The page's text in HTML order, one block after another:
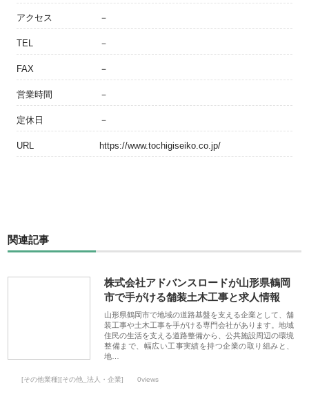
アクセス －
TEL －
FAX －
営業時間 －
定休日 －
URL https://www.tochigiseiko.co.jp/
関連記事
株式会社アドバンスロードが山形県鶴岡
市で手がける舗装土木工事と求人情報
山形県鶴岡市で地域の道路基盤を支える企業として、舗
装工事や土木工事を手がける専門会社があります。地域
住民の生活を支える道路整備から、公共施設周辺の環境
整備まで、幅広い工事実績を持つ企業の取り組みと、
地…
[その他業種][その他_法人・企業] 0views